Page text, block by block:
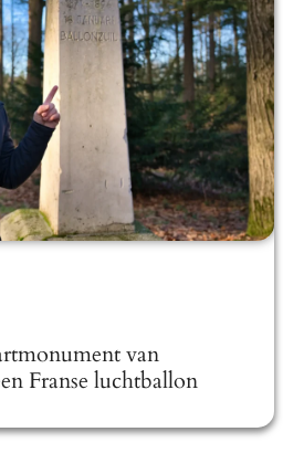
van
Franse luchtballon